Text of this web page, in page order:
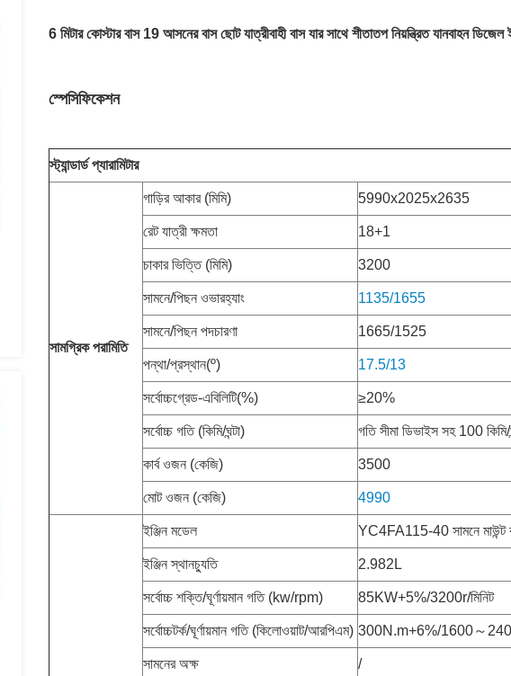
6 মিটার কোস্টার বাস 19 আসনের বাস ছোট যাত্রীবাহী বাস যার সাথে শীতাতপ নিয়ন্ত্রিত যানবাহন ডিজেল
স্পেসিফিকেশন
স্ট্যান্ডার্ড প্যারামিটার
সামগ্রিক পরামিতি
গাড়ির আকার (মিমি) 5990x2025x2635
রেট যাত্রী ক্ষমতা 18+1
চাকার ভিত্তি (মিমি) 3200
সামনে/পিছন ওভারহ্যাং 1135/1655
সামনে/পিছন পদচারণা 1665/1525
পন্থা/প্রস্থান(º) 17.5/13
সর্বোচ্চগ্রেড-এবিলিটি(%) ≥20%
সর্বোচ্চ গতি (কিমি/ঘন্টা) গতি সীমা ডিভাইস সহ 100 কিমি/
কার্ব ওজন (কেজি) 3500
মোট ওজন (কেজি) 4990
ইঞ্জিন মডেল YC4FA115-40 সামনে মাউন্ট
ইঞ্জিন স্থানচ্যুতি 2.982L
সর্বোচ্চ শক্তি/ঘূর্ণায়মান গতি (kw/rpm) 85KW+5%/3200r/মিনিট
সর্বোচ্চটর্ক/ঘূর্ণায়মান গতি (কিলোওয়াট/আরপিএম) 300N.m+6%/1600～
সামনের অক্ষ /